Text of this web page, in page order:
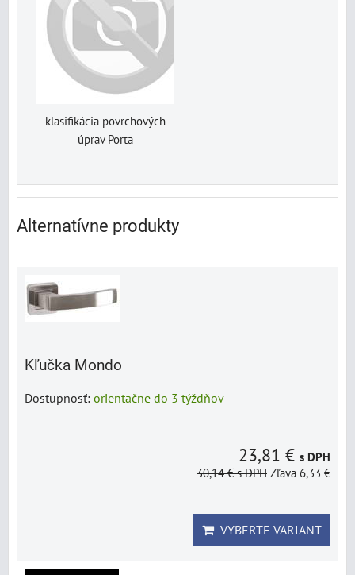
klasifikácia povrchových
úprav Porta
Alternatívne produkty
Kľučka Mondo
Dostupnosť: orientačne do 3 týždňov
23,81 € s DPH
30,14 €s DPH Zľava 6,33 €
VYBERTE VARIANT